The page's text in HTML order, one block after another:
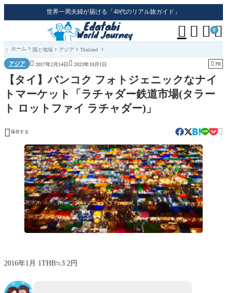
世界一周夫婦が届ける「40代のリアル旅ガイド」
   0
 ホーム 国と地域 アジア Thailand
アジア  2017年2月14日  2023年10月1日  PR
【タイ】バンコク フォトジェニックなナイ
トマーケット「ラチャダー鉄道市場(タラー
ト ロットファイ ラチャダー)」
 保存する 
2016年1月 1THB≒3.2円